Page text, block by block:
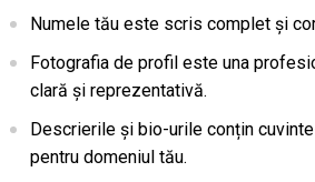
Numele tău este scris complet și
Fotografia de profil este una
clară și reprezentativă.
Descrierile și bio-urile conțin
pentru domeniul tău.